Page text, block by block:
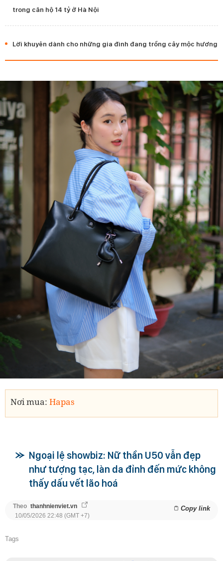
trong căn hộ 14 tỷ ở Hà Nội
Lời khuyên dành cho những gia đình đang trồng cây mộc hương
Nơi mua: Hapas
Ngoại lệ showbiz: Nữ thần U50 vẫn đẹp
như tượng tạc, làn da đỉnh đến mức không
thấy dấu vết lão hoá
Theo thanhnienviet.vn Copy link
10/05/2026 22:48 (GMT +7)
Tags